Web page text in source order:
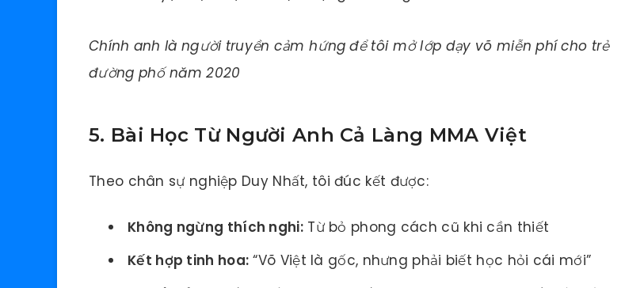
Chính anh là người truyền cảm hứng để tôi mở lớp dạy võ miễn phí cho trẻ
đường phố năm 2020
5. Bài Học Từ Người Anh Cả Làng MMA Việt
Theo chân sự nghiệp Duy Nhất, tôi đúc kết được:
Không ngừng thích nghi:Từ bỏ phong cách cũ khi cần thiết
Kết hợp tinh hoa: “Võ Việt là gốc, nhưng phải biết học hỏi cái mới”